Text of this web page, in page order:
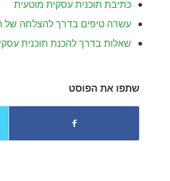
כתיבת תוכנית עסקית מוטעית
עשרה טיפים בדרך להצלחה של
שאלות בדרך להכנת תוכנית
שתפו את הפוסט